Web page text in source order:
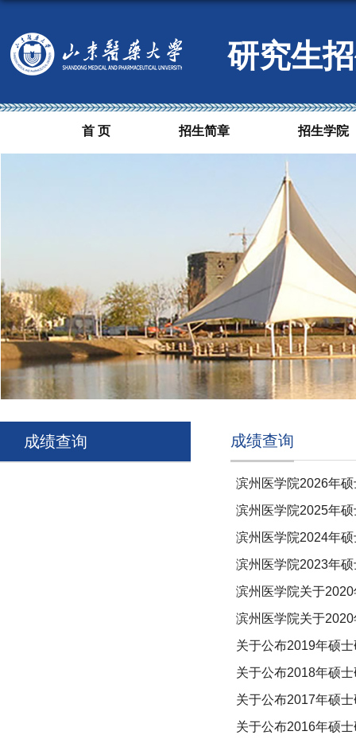
研究生
首 页 招生简章 招生学院
成绩查询 成绩查询
滨州医学院2026年
滨州医学院2025年
滨州医学院2024年
滨州医学院2023年
滨州医学院关于
滨州医学院关于
关于公布2019年硕
关于公布2018年硕
关于公布2017年硕
关于公布2016年硕